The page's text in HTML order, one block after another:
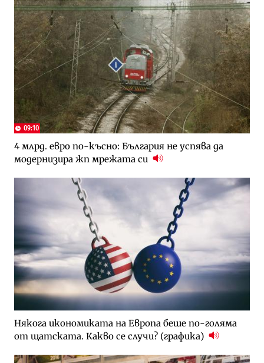
09:10
4 млрд. евро по-късно: България не успява да
модернизира жп мрежата си
Някога икономиката на Европа беше по-голяма
от щатската. Какво се случи? (графика)